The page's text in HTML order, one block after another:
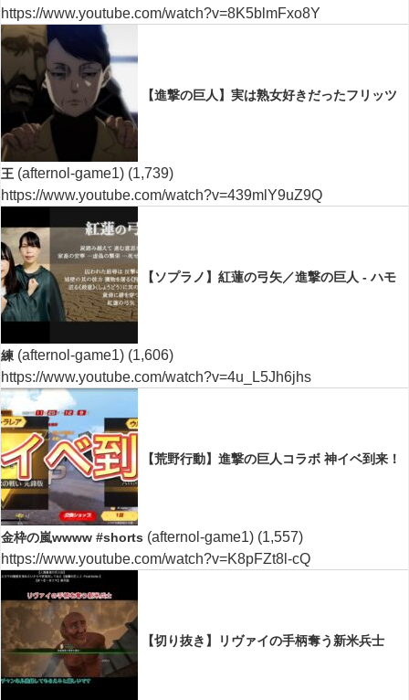
https://www.youtube.com/watch?v=8K5blmFxo8Y
【進撃の巨人】実は熟女好きだったフリッツ
王 (afternol-game1) (1,739)
https://www.youtube.com/watch?v=439mlY9uZ9Q
【ソプラノ】紅蓮の弓矢／進撃の巨人 - ハモ
練 (afternol-game1) (1,606)
https://www.youtube.com/watch?v=4u_L5Jh6jhs
【荒野行動】進撃の巨人コラボ 神イベ到来！
金枠の嵐wwww #shorts (afternol-game1) (1,557)
https://www.youtube.com/watch?v=K8pFZt8l-cQ
【切り抜き】リヴァイの手柄奪う新米兵士